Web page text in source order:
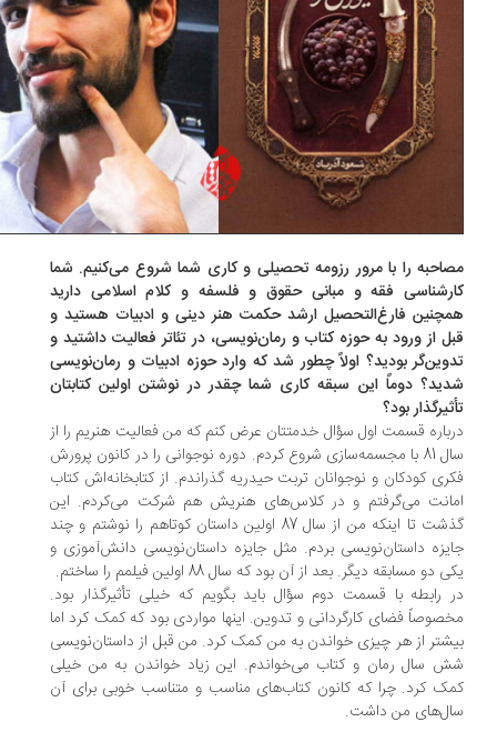
را با مرور رزومه تحصیلی و کاری شما شروع می‌کنیم. شما
فقه و مبانی حقوق و فلسفه و کلام اسلامی دارید
فارغ‌التحصیل ارشد حکمت هنر دینی و ادبیات هستید و
از ورود به حوزه کتاب و رمان‌نویسی، در تئاتر فعالیت داشتید و
بودید؟ اولاً چطور شد که وارد حوزه ادبیات و رمان‌نویسی
دوماً این سبقه کاری شما چقدر در نوشتن اولین کتابتان
بود؟
قسمت اول سؤال خدمتتان عرض کنم که من فعالیت هنریم را از
سال 81 با مجسمه‌سازی شروع کردم. دوره نوجوانی را در کانون پرورش
کودکان و نوجوانان تربت حیدریه گذراندم. از کتابخانه‌اش کتاب
می‌گرفتم و در کلاس‌های هنریش هم شرکت می‌کردم. این
گذشت تا اینکه من از سال 87 اولین داستان کوتاهم را نوشتم و چند
داستان‌نویسی بردم. مثل جایزه داستان‌نویسی دانش‌آموزی و
دو مسابقه دیگر. بعد از آن بود که سال 88 اولین فیلمم را ساختم.
رابطه با قسمت دوم سؤال باید بگویم که خیلی تأثیرگذار بود.
فضای کارگردانی و تدوین. اینها مواردی بود که کمک کرد اما
از هر چیزی خواندن به من کمک کرد. من قبل از داستان‌نویسی
سال رمان و کتاب می‌خواندم. این زیاد خواندن به من خیلی
کرد. چرا که کانون کتاب‌های مناسب و متناسب خوبی برای آن
من داشت.